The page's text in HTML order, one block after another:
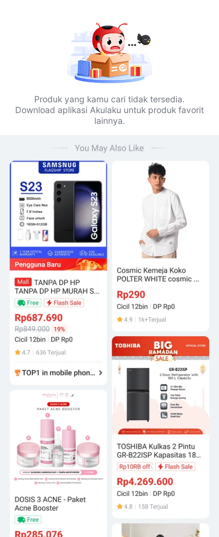
Produk yang kamu cari tidak tersedia.
Download aplikasi Akulaku untuk produk favorit
lainnya.